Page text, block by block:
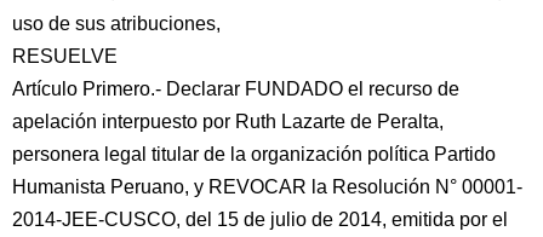
uso de sus atribuciones,
RESUELVE
Artículo Primero.- Declarar FUNDADO el recurso de
apelación interpuesto por Ruth Lazarte de Peralta,
personera legal titular de la organización política Partido
Humanista Peruano, y REVOCAR la Resolución N° 00001-
2014-JEE-CUSCO, del 15 de julio de 2014, emitida por el